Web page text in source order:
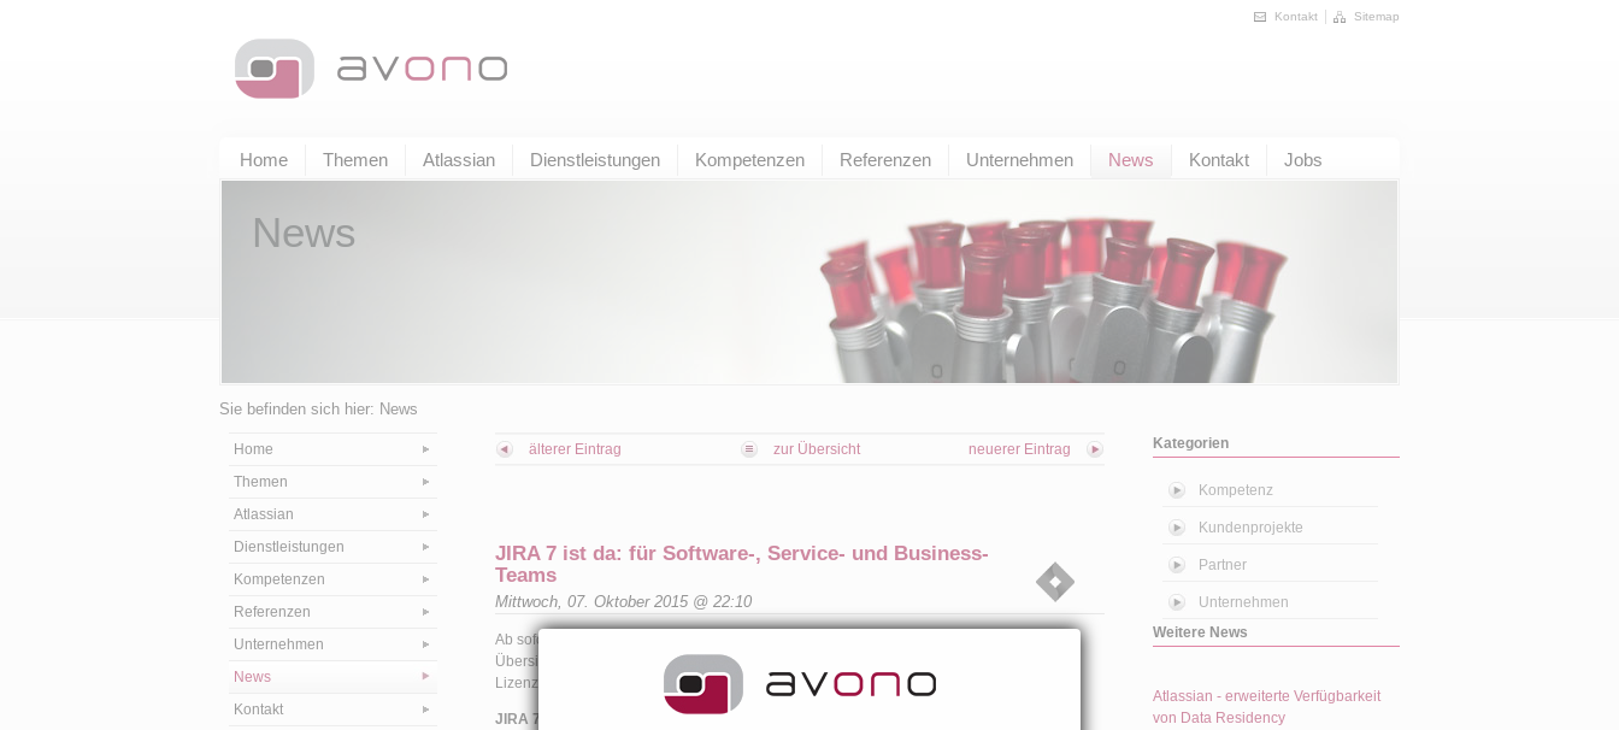
Kontakt Sitemap
Home Themen Atlassian Dienstleistungen Kompetenzen Referenzen Unternehmen News Kontakt Jobs
News
Sie befinden sich hier: News
Home
Themen
Atlassian
Dienstleistungen
Kompetenzen
Referenzen
Unternehmen
News
Kontakt
älterer Eintrag neuerer Eintrag
zur Übersicht
JIRA 7 ist da: für Software-, Service- und Business-
Teams
Mittwoch, 07. Oktober 2015 @ 22:10
Ab sofort ist das neue JIRA 7 von Atlassian verfügbar. Wir haben eine kurze
Übersicht über die wichtigsten Neuerungen bezüglich Funktionalität und
Lizenzierung für Sie zusammengestellt.
JIRA 7 - Anwendungen für unterschiedliche Einsatzzwecke
Kategorien
Kompetenz
Kundenprojekte
Partner
Unternehmen
Weitere News
Atlassian - erweiterte Verfügbarkeit
von Data Residency